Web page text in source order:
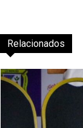
Relacionados